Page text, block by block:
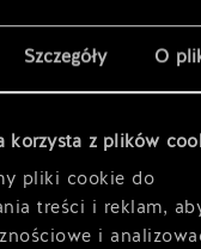
Szczegóły O
korzysta z plików
pliki cookie do
treści i reklam,
i
grać tą
jej